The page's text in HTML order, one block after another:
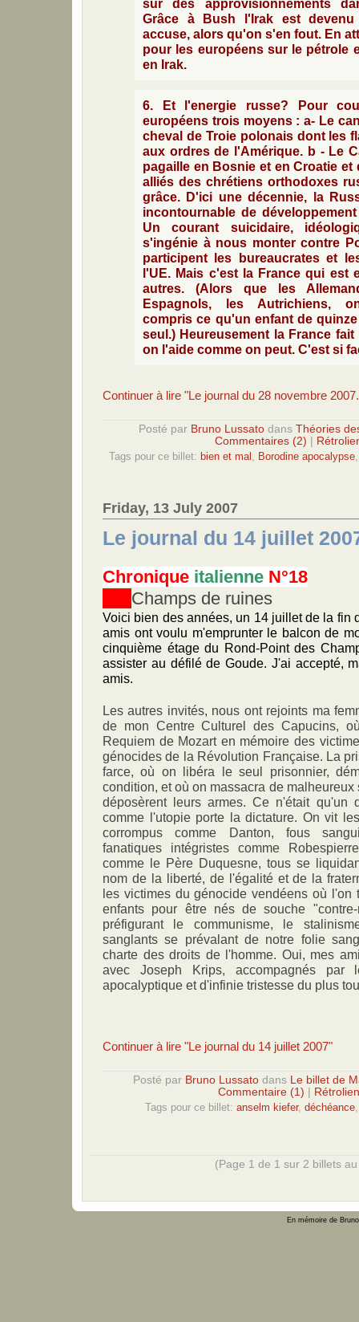
sur des approvisionnements
Grâce à Bush l'Irak est
accuse, alors qu'on s'en fout. En
pour les européens sur le pétrole
en Irak.
6. Et l'energie russe? Pour
européens trois moyens : a- Le
cheval de Troie polonais dont les
aux ordres de l'Amérique. b - Le
pagaille en Bosnie et en Croatie et
alliés des chrétiens orthodoxes
grâce. D'ici une décennie, la
incontournable de
Un courant suicidaire,
s'ingénie à nous monter contre
participent les bureaucrates et
l'UE. Mais c'est la France qui est
autres. (Alors que les
Espagnols, les Autrichiens,
compris ce qu'un enfant de
seul.) Heureusement la France
on l'aide comme on peut. C'est si
Continuer à lire "Le journal du 28 novembre
Posté par Bruno Lussato dans Théories
Commentaires (2)
Tags pour ce billet: bien et mal Borodine apocalypse
Friday, 13 July 2007
Le journal du 14 juillet
Chronique italienne N°18
Champs de ruines
Voici bien des années, un 14 juillet de la fin
amis ont voulu m'emprunter le balcon de
cinquième étage du Rond-Point des
assister au défilé de Goude. J'ai accepté,
amis.
Les autres invités, nous ont rejoints ma
de mon Centre Culturel des Capucins,
Requiem de Mozart en mémoire des
génocides de la Révolution Française. La
farce, où on libéra le seul prisonnier,
condition, et où on massacra de
déposèrent leurs armes. Ce n'était qu'un
comme l'utopie porte la dictature. On vit
corrompus comme Danton, fous
fanatiques intégristes comme
comme le Père Duquesne, tous se
nom de la liberté, de l'égalité et de la
les victimes du génocide vendéens où l'on
enfants pour être nés de souche "contre-
préfigurant le communisme, le
sanglants se prévalant de notre folie
charte des droits de l'homme. Oui, mes
avec Joseph Krips, accompagnés par
apocalyptique et d'infinie tristesse du plus
Continuer à lire "Le journal du 14 juillet 2007"
Posté par Bruno Lussatodans
Le billet de
Commentaire (1)
Tags pour ce billet: anselm kiefer, déchéance
(Page 1 de 1 sur 2 billets
En mémoire de